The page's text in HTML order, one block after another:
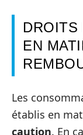
DROITS
EN
Les
établis en
caution. En